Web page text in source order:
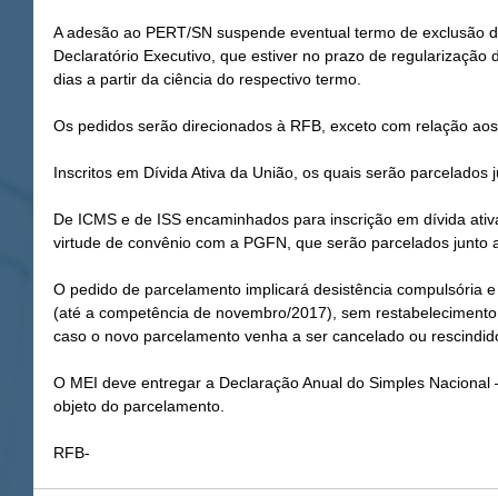
A adesão ao PERT/SN suspende eventual termo de exclusão
Declaratório Executivo, que estiver no prazo de
dias a partir da ciência do respectivo termo.
Os pedidos serão direcionados à RFB, exceto com relação
Inscritos em Dívida Ativa da União, os quais serão parcelados
De ICMS e de ISS encaminhados para inscrição em dívida
virtude de convênio com a PGFN, que serão parcelados junto
O pedido de parcelamento implicará desistência compulsória
(até a competência de novembro/2017), sem
caso o novo parcelamento venha a ser cancelado ou
O MEI deve entregar a Declaração Anual do Simples
objeto do parcelamento.
RFB-